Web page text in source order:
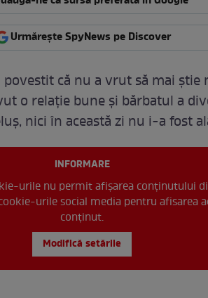
Urmărește SpyNews pe Discover
povestit că nu a vrut să mai știe
o relație bune și bărbatul a
nici în această zi nu i-a fost
INFORMARE
urile nu permit afișarea conținutului
urile social media pentru afisarea
conținut.
Modifică setările